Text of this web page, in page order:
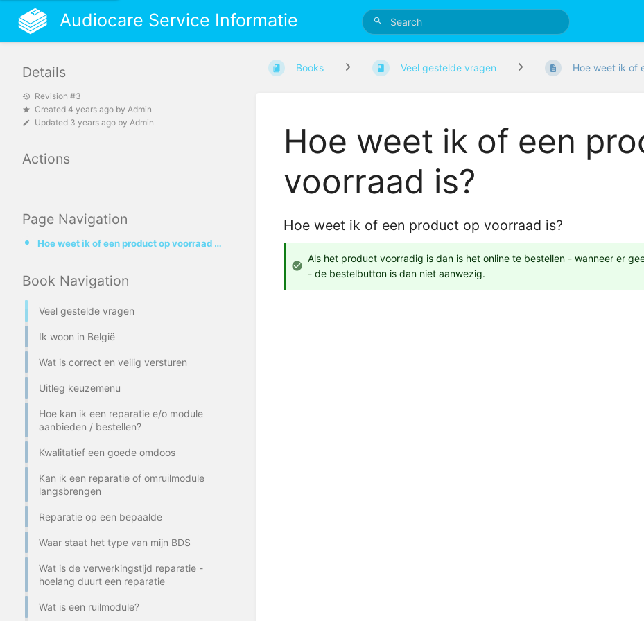
Audiocare Service Informatie
Page Navigation
Hoe weet ik of een product op voorraad is?
Book Navigation
Veel gestelde vragen
Ik woon in België
Wat is correct en veilig versturen
Uitleg keuzemenu
Hoe kan ik een reparatie e/o module
aanbieden / bestellen?
Kwalitatief een goede omdoos
Kan ik een reparatie of omruilmodule
langsbrengen
Reparatie op een bepaalde
Waar staat het type van mijn BDS
Wat is de verwerkingstijd reparatie -
hoelang duurt een reparatie
Wat is een ruilmodule?
Books Veel gestelde vragen Hoe weet ik of
Hoe weet ik of een
voorraad is?
Hoe weet ik of een product op voorraad is?
Als het product voorradig is dan is het online te bestellen - wanneer er
- de bestelbutton is dan niet aanwezig.
Details
Revision #3
Created 4 years ago by Admin
Updated 3 years ago by Admin
Actions